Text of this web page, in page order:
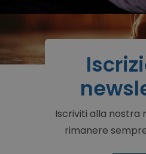
Iscriviti alla nostra
rimanere